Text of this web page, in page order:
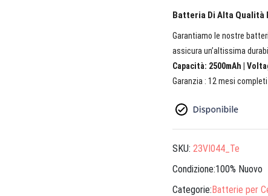
Batteria Di Alta Qualità
Garantiamo le nostre
assicura un’altissima
Capacità: 2500mAh |
Garanzia : 12 mesi
SKU: 23VI044_Te
Condizione:100% Nuovo
Categorie:Batterie per